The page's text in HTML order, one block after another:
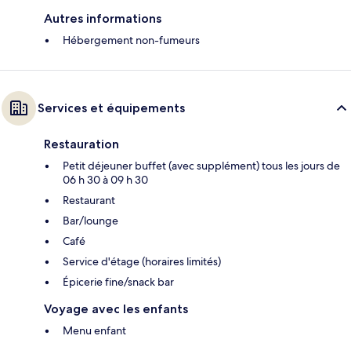
Autres informations
Hébergement non-fumeurs
Services et équipements
Restauration
Petit déjeuner buffet (avec supplément) tous les jours de
06 h 30 à 09 h 30
Restaurant
Bar/lounge
Café
Service d'étage (horaires limités)
Épicerie fine/snack bar
Voyage avec les enfants
Menu enfant